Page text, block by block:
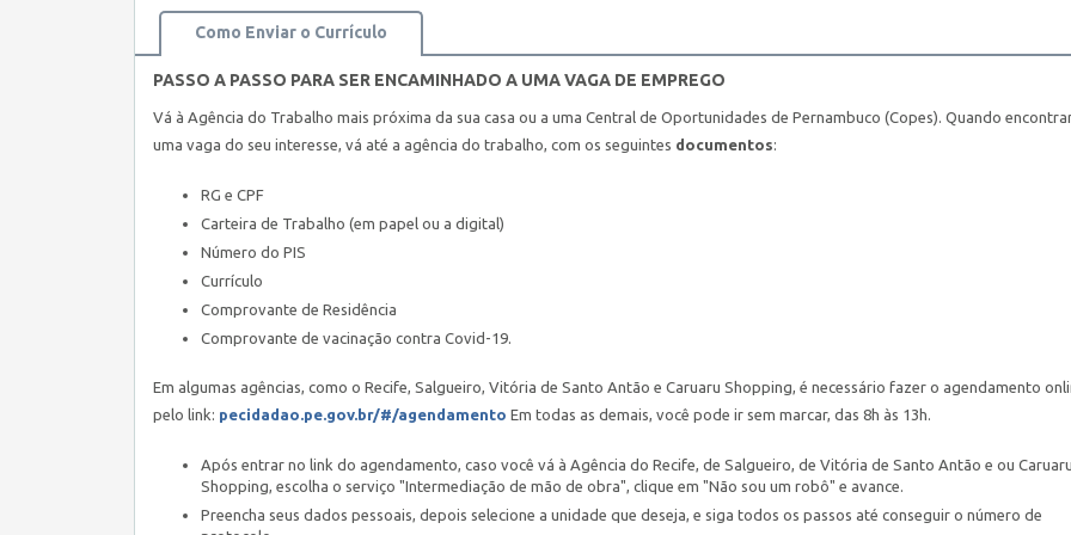
Como Enviar o Currículo
PASSO A PASSO PARA SER ENCAMINHADO A UMA VAGA DE EMPREGO
Vá à Agência do Trabalho mais próxima da sua casa ou a uma Central de Oportunidades de Pernambuco (Copes). Quando
uma vaga do seu interesse, vá até a agência do trabalho, com os seguintes documentos:
RG e CPF
Carteira de Trabalho (em papel ou a digital)
Número do PIS
Currículo
Comprovante de Residência
Comprovante de vacinação contra Covid-19.
Em algumas agências, como o Recife, Salgueiro, Vitória de Santo Antão e Caruaru Shopping, é necessário fazer o agendamento
pelo link: pecidadao.pe.gov.br/#/agendamento Em todas as demais, você pode ir sem marcar, das 8h às 13h.
Após entrar no link do agendamento, caso você vá à Agência do Recife, de Salgueiro, de Vitória de Santo Antão e ou Caruaru
Shopping, escolha o serviço "Intermediação de mão de obra", clique em "Não sou um robô" e avance.
Preencha seus dados pessoais, depois selecione a unidade que deseja, e siga todos os passos até conseguir o número de